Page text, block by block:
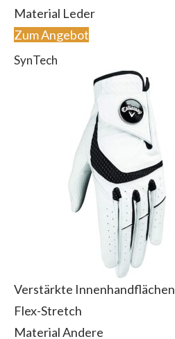
Material Leder
Zum Angebot
SynTech
Verstärkte Innenhandflächen
Flex-Stretch
Material Andere